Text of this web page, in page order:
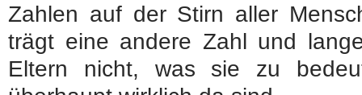
Zahlen auf der Stirn aller
trägt eine andere Zahl und
Eltern nicht, was sie zu